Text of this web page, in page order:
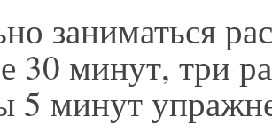
заниматься
30 минут, три
5 минут